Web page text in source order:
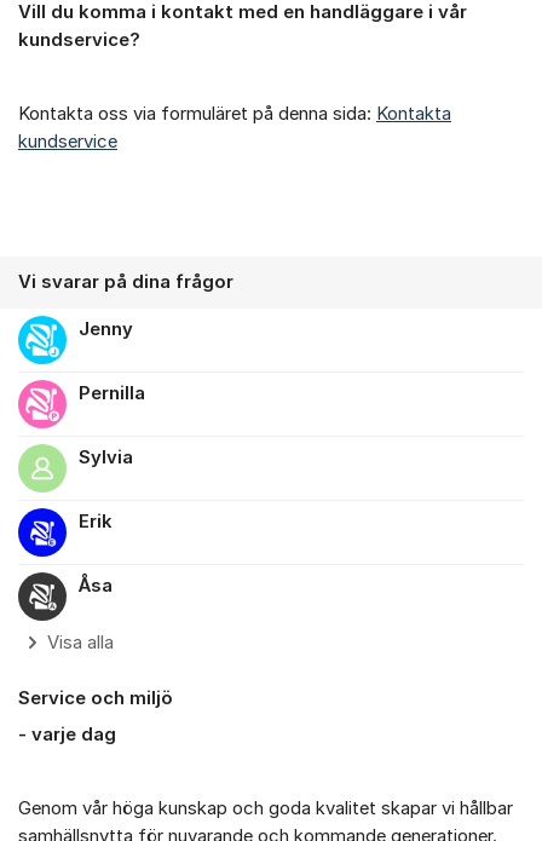
Om forumet
Vill du komma i kontakt med en handläggare i vår
kundservice?
Kontakta oss via formuläret på denna sida: Kontakta
kundservice
Vi svarar på dina frågor
Jenny
Pernilla
Sylvia
Erik
Åsa
Visa alla
Service och miljö
- varje dag
Genom vår höga kunskap och goda kvalitet skapar vi hållbar
samhällsnytta för nuvarande och kommande generationer.